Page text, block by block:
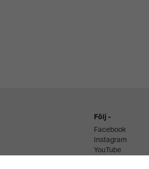
Följ
Facebook
Instagram
YouTube
välja bort. De
behövs för att
hemsidan